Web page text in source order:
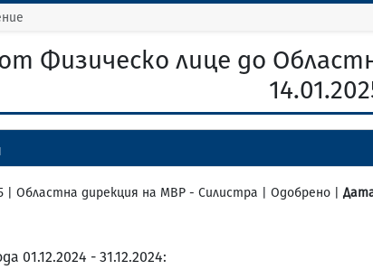
Физическо лице до
| Областна дирекция на МВР - Силистра | Одобрено |
01.12.2024 - 31.12.2024: